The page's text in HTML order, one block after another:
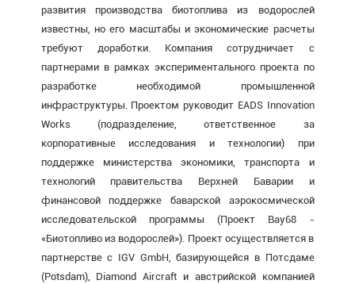
развития производства биотоплива из водорослей
известны, но его масштабы и экономические расчеты
требуют доработки. Компания сотрудничает с
партнерами в рамках экспериментального проекта по
разработке необходимой промышленной
инфраструктуры. Проектом руководит EADS Innovation
Works (подразделение, ответственное за
корпоративные исследования и технологии) при
поддержке министерства экономики, транспорта и
технологий правительства Верхней Баварии и
финансовой поддержке баварской аэрокосмической
исследовательской программы (Проект Bay68 -
«Биотопливо из водорослей»). Проект осуществляется в
партнерстве с IGV GmbH, базирующейся в Потсдаме
(Potsdam), Diamond Aircraft и австрийской компанией